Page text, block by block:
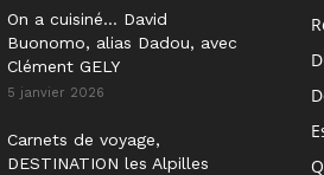
On a cuisiné… David
Buonomo, alias Dadou, avec
Clément GELY
5 janvier 2026
Carnets de voyage,
DESTINATION les Alpilles